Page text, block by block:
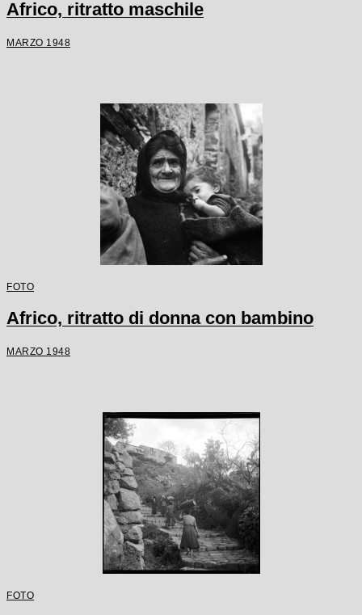
Africo, ritratto maschile
MARZO 1948
FOTO
Africo, ritratto di donna con bambino
MARZO 1948
FOTO